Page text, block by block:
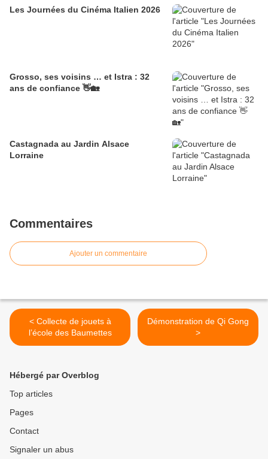
Les Journées du Cinéma Italien 2026
Grosso, ses voisins … et Istra : 32
ans de confiance 👋🏡
Castagnada au Jardin Alsace
Lorraine
Commentaires
Ajouter un commentaire
< Collecte de jouets à
l’école des Baumettes
Démonstration de Qi Gong
>
Hébergé par Overblog
Top articles
Pages
Contact
Signaler un abus